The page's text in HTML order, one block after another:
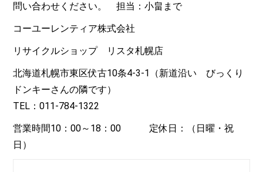
問い合わせください。 担当：小畠まで
コーユーレンティア株式会社
リサイクルショップ リスタ札幌店
北海道札幌市東区伏古10条4-3-1（新道沿い びっくり
ドンキーさんの隣です）
TEL：011-784-1322
営業時間10：00～18：00 定休日：（日曜・祝
日）